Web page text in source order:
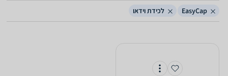
EasyCap לכידת וידאו